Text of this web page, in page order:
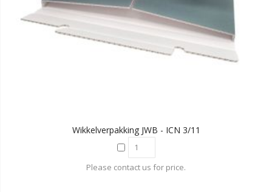
Wikkelverpakking JWB - ICN 3/11
Please contact us for price.